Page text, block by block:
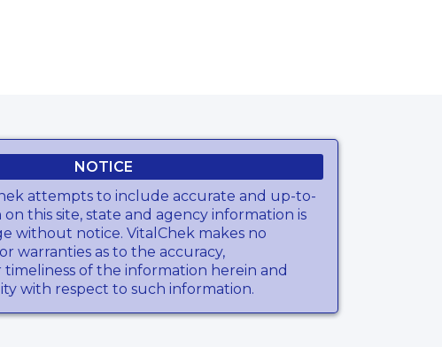
NOTICE
attempts to include accurate and up-to-
this site, state and agency information is
without notice. VitalChek makes no
warranties as to the accuracy,
of the information herein and
with respect to such information.